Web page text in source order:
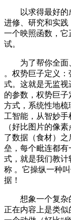
以求得最好的成
进修、研究和实
一个映照函数，
试。
为了帮你全面
。权势巨子定义
式。这就是无监
的参数，权势巨
方式，系统性地梳
工智能，从智妙
（好比图片的像
了数据（食材）
垒，每个毗连都有
式，就是我们教计
称 。它操纵一种
据！
想象一个复杂的
正在内容上是类